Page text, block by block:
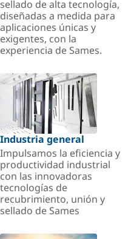
sellado de alta tecnología,
diseñadas a medida para
aplicaciones únicas y
exigentes, con la
experiencia de Sames.
Industria general
Impulsamos la eficiencia y
productividad industrial
con las innovadoras
tecnologías de
recubrimiento, unión y
sellado de Sames